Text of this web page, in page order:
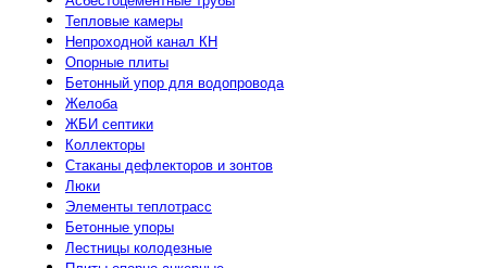
Тепловые камеры
Непроходной канал КН
Опорные плиты
Бетонный упор для водопровода
Желоба
ЖБИ септики
Коллекторы
Стаканы дефлекторов и зонтов
Люки
Элементы теплотрасс
Бетонные упоры
Лестницы колодезные